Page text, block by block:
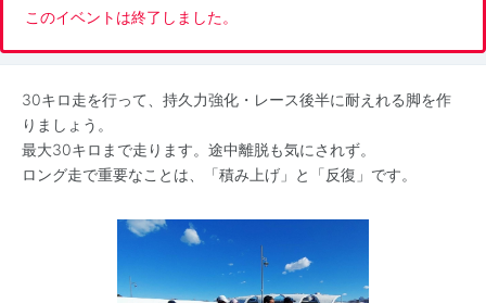
このイベントは終了しました。
30キロ走を行って、持久力強化・レース後半に耐えれる脚を作
りましょう。
最大30キロまで走ります。途中離脱も気にされず。
ロング走で重要なことは、「積み上げ」と「反復」です。